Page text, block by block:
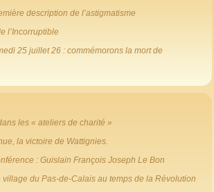
description de l’astigmatisme
l’Incorruptible
25 juillet 26 : commémorons la mort de
les « ateliers de charité »
la victoire de Wattignies.
: Guislain François Joseph Le Bon
du Pas-de-Calais au temps de la Révolution